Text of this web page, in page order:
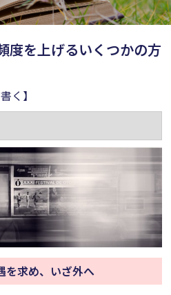
度を上げるいくつかの方
く】
を求め、いざ外へ